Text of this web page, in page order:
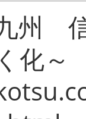
州 信
化～